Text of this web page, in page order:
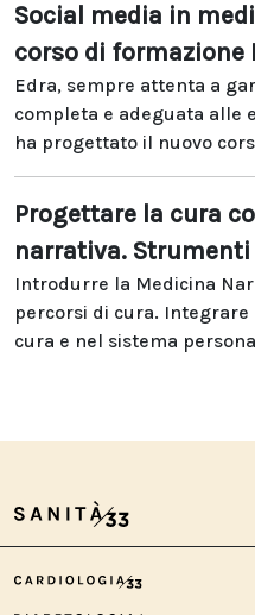
Social media in
corso di formazione
Edra, sempre attenta a
completa e adeguata alle
ha progettato il nuovo
Progettare la cura
narrativa.
Introdurre la Medicina
percorsi di cura.
cura e nel sistema